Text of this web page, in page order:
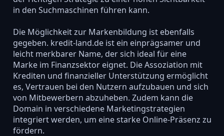
in den Suchmaschinen führen kann.
Die Möglichkeit zur Markenbildung ist ebenfalls
gegeben. kredit-land.de ist ein einprägsamer und
leicht merkbarer Name, der sich ideal für eine
Marke im Finanzsektor eignet. Die Assoziation mit
Krediten und finanzieller Unterstützung ermöglicht
es, Vertrauen bei den Nutzern aufzubauen und sich
von Mitbewerbern abzuheben. Zudem kann die
Domain in verschiedene Marketingstrategien
integriert werden, um eine starke Online-Präsenz zu
fördern.